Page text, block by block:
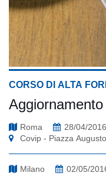
CORSO DI ALTA
Roma
28/04/2016
Covip - Piazza
Milano 02/05/